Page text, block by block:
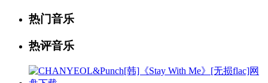
热门音乐
热评音乐